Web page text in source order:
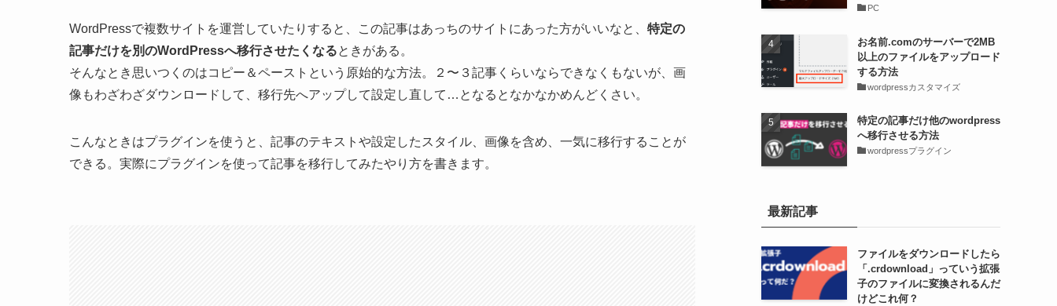
WordPressで複数サイトを運営していたりすると、この記事はあっちのサイトにあった方がいいなと、 特定の
記事だけを別のWordPressへ移行させたくなるときがある。
そんなとき思いつくのはコピー＆ペーストという原始的な方法。２〜３記事くらいならできなくもないが、画
像もわざわざダウンロードして、移行先へアップして設定し直して…となるとなかなかめんどくさい。
こんなときはプラグインを使うと、記事のテキストや設定したスタイル、画像を含め、一気に移行することが
できる。実際にプラグインを使って記事を移行してみたやり方を書きます。
PC
お名前.comのサーバーで2MB
以上のファイルをアップロード
する方法
wordpressカスタマイズ
特定の記事だけ他のwordpress
へ移行させる方法
wordpressプラグイン
最新記事
ファイルをダウンロードしたら
「.crdownload」っていう拡張
子のファイルに変換されるんだ
けどこれ何？